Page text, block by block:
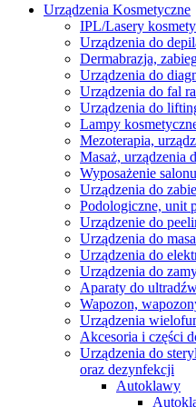
Urządzenia Kosmetyczne
IPL/Lasery
Urządzenia do
Dermabrazja,
Urządzenia do
Urządzenia do fal
Urządzenia do
Lampy
Mezoterapia,
Masaż, urządzenia
Wyposażenie
Urządzenia do
Podologiczne, unit
Urządzenie do
Urządzenia do
Urządzenia do
Urządzenia do
Aparaty do
Wapozon,
Urządzenia
Akcesoria i części
Urządzenia do
oraz dezynfekcji
Autoklawy